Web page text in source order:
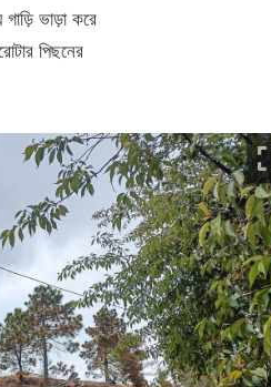
ভাড়া করে
পিছনের